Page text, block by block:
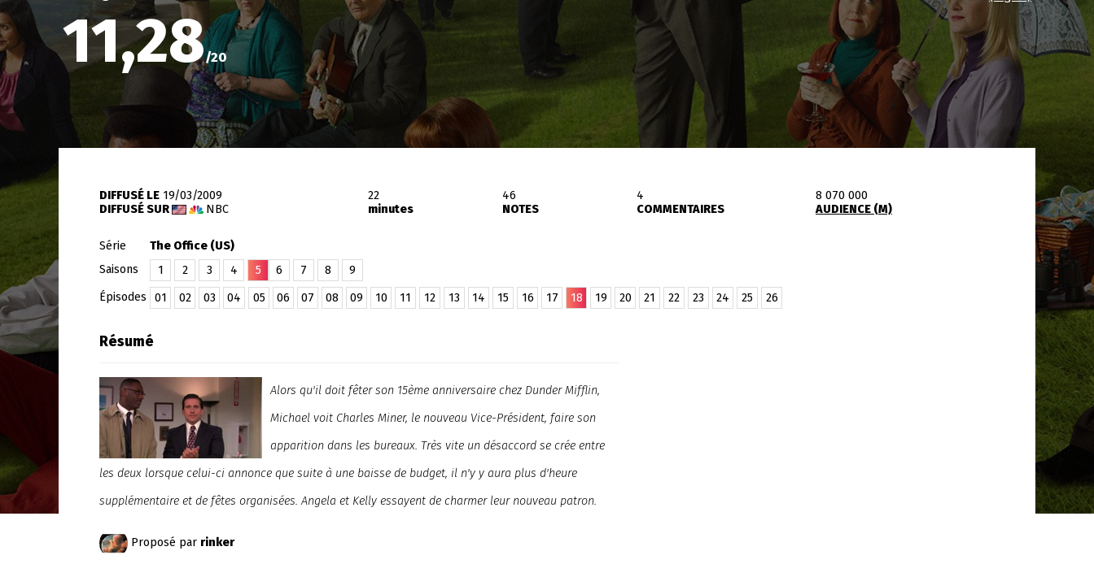
11,28/20
DIFFUSÉ LE 19/03/2009
DIFFUSÉ SUR
NBC
22
minutes
46
NOTES
4
COMMENTAIRES
8 070 000
AUDIENCE (M)
Série
The Office (US)
Saisons
1 2 3 4 5 6 7 8
9
Épisodes
01 02 03 04 05 06 07 08 09 10 11 12 13 14 15 16 17 18 19 20 21 22 23 24 25 26
Résumé
Alors qu'il doit fêter son 15ème anniversaire chez Dunder Mifflin,
Michael voit Charles Miner, le nouveau Vice-Président, faire son
apparition dans les bureaux. Très vite un désaccord se crée entre
les deux lorsque celui-ci annonce que suite à une baisse de budget, il n'y y aura plus d'heure
supplémentaire et de fêtes organisées. Angela et Kelly essayent de charmer leur nouveau patron.
Proposé par rinker